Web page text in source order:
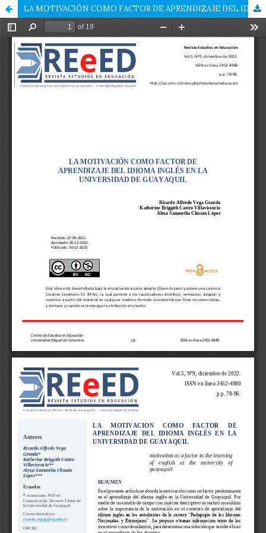
LA MOTIVACIÓN COMO FACTOR DE APRENDIZAJE DEL IDIOMA INGLÉS EN LA UNIVERSIDAD DE GUAYAQUIL